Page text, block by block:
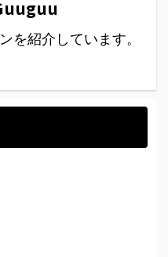
を紹介しています。